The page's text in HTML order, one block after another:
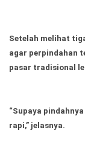
Right
Setelah melihat
agar perpindahan
pasar tradisional
“Supaya
rapi,” jelasnya.